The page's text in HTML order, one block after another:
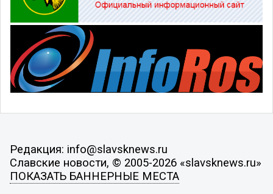
Редакция: info@slavsknews.ru
Славские новости, © 2005-2026 «slavsknews.ru»
ПОКАЗАТЬ БАННЕРНЫЕ МЕСТА